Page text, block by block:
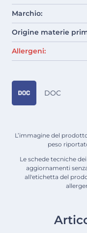
Marchio:
Origine materie
Allergeni:
DOC
L’immagine del
peso
Le schede tecniche
aggiornamenti
all'etichetta del